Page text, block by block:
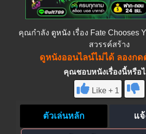
คุณกำลัง ดูหนัง เรื่อง Fate Chooses
สวรรค์สร้าง
ดูหนังออนไลน์ไม่ได้ ลองกด
คุณชอบหนังเรื่องนี้หรือ
Like + 1
ตัวเล่นหลัก แ